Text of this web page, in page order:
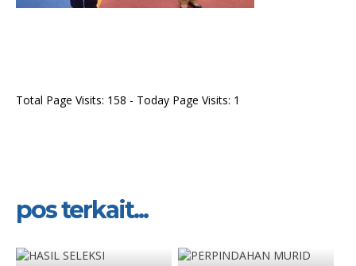
Total Page Visits: 158 - Today Page Visits: 1
pos terkait...